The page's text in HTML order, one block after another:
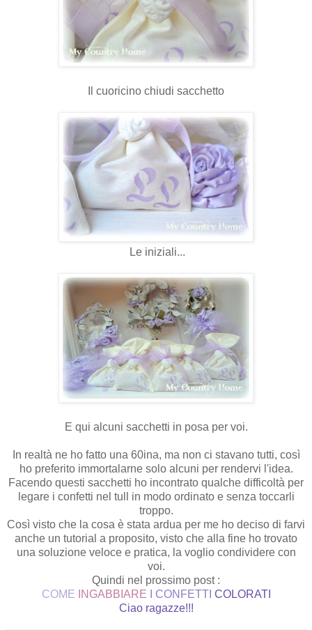
Il cuoricino chiudi sacchetto
Le iniziali...
E qui alcuni sacchetti in posa per voi.
In realtà ne ho fatto una 60ina, ma non ci stavano tutti, così
ho preferito immortalarne solo alcuni per rendervi l'idea.
Facendo questi sacchetti ho incontrato qualche difficoltà per
legare i confetti nel tull in modo ordinato e senza toccarli
troppo.
Così visto che la cosa è stata ardua per me ho deciso di farvi
anche un tutorial a proposito, visto che alla fine ho trovato
una soluzione veloce e pratica, la voglio condividere con
voi.
Quindi nel prossimo post :
COME
INGABBIARE I CONFETTI COLORATI
Ciao ragazze!!!